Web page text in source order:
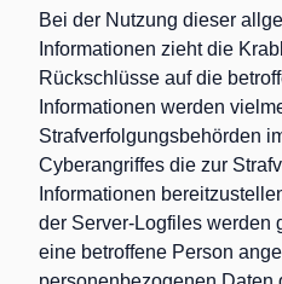
Bei der Nutzung dieser
Informationen zieht die
Rückschlüsse auf die
Informationen werden
Strafverfolgungsbehörden
Cyberangriffes die zur
Informationen
der Server-Logfiles werden
eine betroffene Person